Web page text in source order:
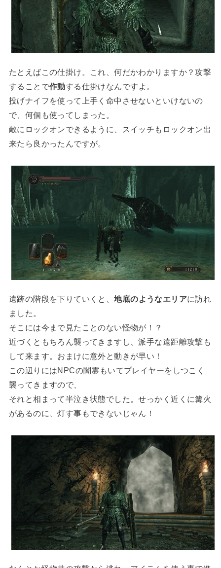
たとえばこの仕掛け。これ、何だかわかりますか？攻撃
することで作動する仕掛けなんですよ。
投げナイフを使って上手く命中させないといけないの
で、何個も使ってしまった。
敵にロックオンできるように、スイッチもロックオン出
来たら良かったんですが。
遺跡の階段を下りていくと、地底のようなエリアに訪れ
ました。
そこには今まで見たことのない怪物が！？
近づくともちろん襲ってきますし、派手な遠距離攻撃も
して来ます。おまけに意外と動きが早い！
この辺りにはNPCの闇霊もいてプレイヤーをしつこく
襲ってきますので、
それと相まって半泣き状態でした。せっかく近くに篝火
があるのに、灯す事もできないじゃん！